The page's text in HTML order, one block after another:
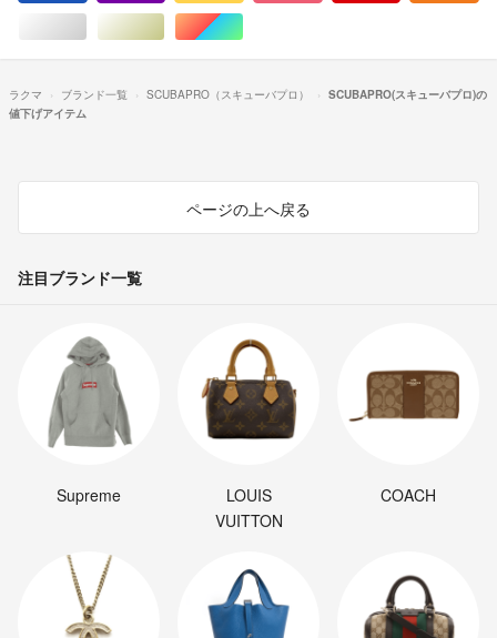
シルバー/銀色系ゴールド/金色系マルチカラー
ラクマ ブランド一覧 SCUBAPRO（スキューバプロ）
SCUBAPRO(スキューバプロ)の
値下げアイテム
ページの上へ戻る
注目ブランド一覧
Supreme
LOUIS
VUITTON
COACH